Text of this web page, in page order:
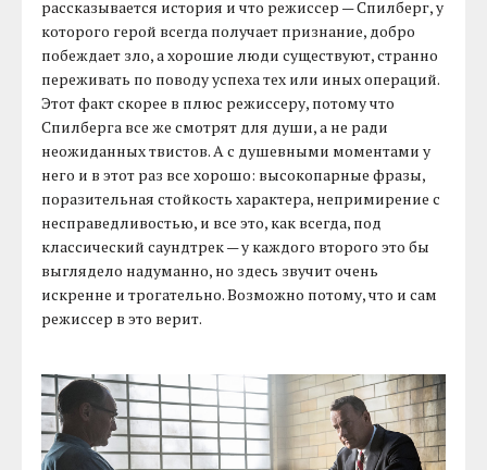
рассказывается история и что режиссер — Спилберг, у
которого герой всегда получает признание, добро
побеждает зло, а хорошие люди существуют, странно
переживать по поводу успеха тех или иных операций.
Этот факт скорее в плюс режиссеру, потому что
Спилберга все же смотрят для души, а не ради
неожиданных твистов. А с душевными моментами у
него и в этот раз все хорошо: высокопарные фразы,
поразительная стойкость характера, непримирение с
несправедливостью, и все это, как всегда, под
классический саундтрек — у каждого второго это бы
выглядело надуманно, но здесь звучит очень
искренне и трогательно. Возможно потому, что и сам
режиссер в это верит.